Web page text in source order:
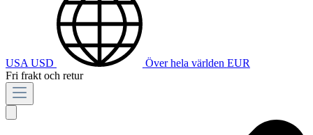
USA USD Över hela världen EUR
Fri frakt och retur